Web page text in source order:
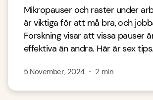
Mikropauser och raster under
är viktiga för att må bra, och
Forskning visar att vissa pauser
effektiva än andra. Här är sex
5 November, 2024・ 2 min